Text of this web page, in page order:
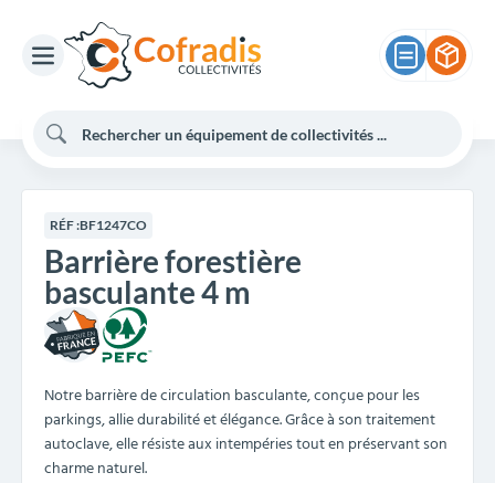
RÉF :BF1247CO
Barrière forestière
basculante 4 m
Notre barrière de circulation basculante, conçue pour les
parkings, allie durabilité et élégance. Grâce à son traitement
autoclave, elle résiste aux intempéries tout en préservant son
charme naturel.